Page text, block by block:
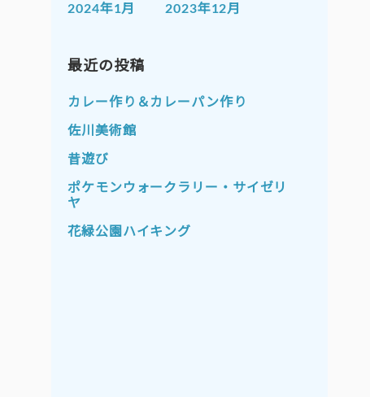
2024年1月 2023年12月
2023年9月
2023年7月 2023年6月
2023年5月
2023年3月
2023年1月 2022年12月
2022年11月
2022年9月 2022年8月
最近の投稿
カレー作り＆カレーパン作り
佐川美術館
昔遊び
ポケモンウォークラリー・サイゼリ
ヤ
花緑公園ハイキング